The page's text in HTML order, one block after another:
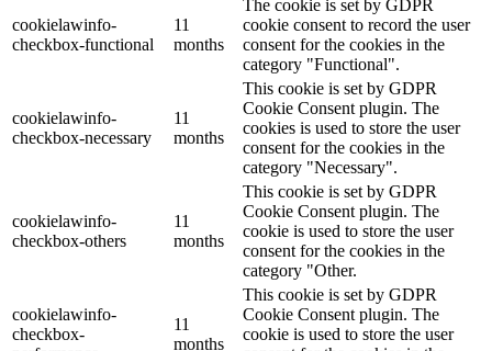
cookielawinfo-
checkbox-functional
11
months
The cookie is set by GDPR
cookie consent to record the user
consent for the cookies in the
category "Functional".
cookielawinfo-
checkbox-necessary
11
months
This cookie is set by GDPR
Cookie Consent plugin. The
cookies is used to store the user
consent for the cookies in the
category "Necessary".
cookielawinfo-
checkbox-others
11
months
This cookie is set by GDPR
Cookie Consent plugin. The
cookie is used to store the user
consent for the cookies in the
category "Other.
cookielawinfo-
checkbox-
11
months
This cookie is set by GDPR
Cookie Consent plugin. The
cookie is used to store the user